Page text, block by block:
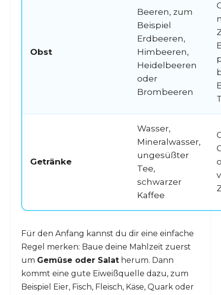
Obst
Beeren, zum
Beispiel
Erdbeeren,
Himbeeren,
Heidelbeeren
oder
Brombeeren
Getränke
Wasser,
Mineralwasser,
ungesüßter
Tee,
schwarzer
Kaffee
Für den Anfang kannst du dir eine einfache
Regel merken: Baue deine Mahlzeit zuerst
um Gemüse oder Salatherum. Dann
kommt eine gute Eiweißquelle dazu, zum
Beispiel Eier, Fisch, Fleisch, Käse, Quark oder